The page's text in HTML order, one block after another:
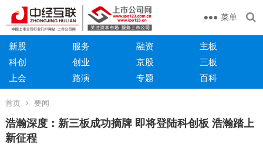
菜单
新股 服务 融资
主板
科创
创业 京股
三板
上会
路演 专题 百科
首页 要闻
浩瀚深度：新三板成功摘牌 即将登陆科创板 浩瀚踏上
新征程